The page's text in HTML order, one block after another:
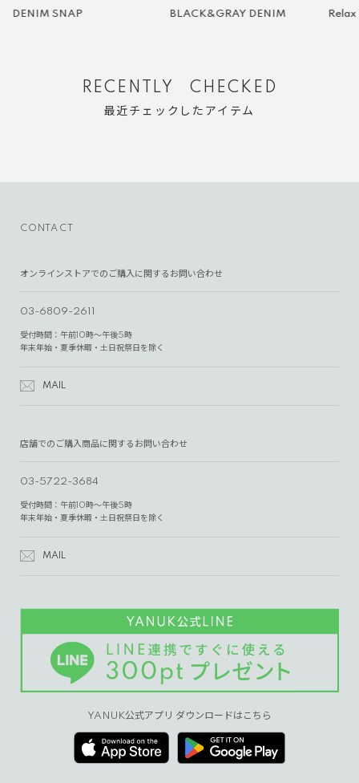
DENIM SNAP BLACK&GRAY DENIM Relax
RECENTLY CHECKED
最近チェックしたアイテム
CONTACT
オンラインストアでのご購入に関するお問い合わせ
03-6809-2611
受付時間：午前10時～午後5時
年末年始・夏季休暇・土日祝祭日を除く
MAIL
店舗でのご購入商品に関するお問い合わせ
03-5722-3684
受付時間：午前10時～午後5時
年末年始・夏季休暇・土日祝祭日を除く
MAIL
YANUK公式アプリ ダウンロードはこちら